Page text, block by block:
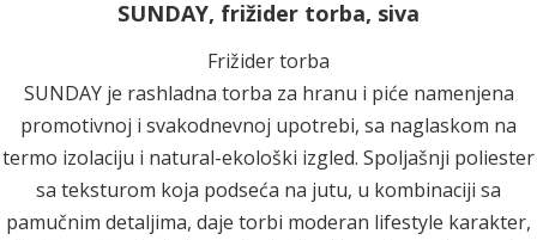
SUNDAY, frižider torba, siva
Frižider torba
SUNDAY je rashladna torba za hranu i piće namenjena
promotivnoj i svakodnevnoj upotrebi, sa naglaskom na
termo izolaciju i natural-ekološki izgled. Spoljašnji poliester
sa teksturom koja podseća na jutu, u kombinaciji sa
pamučnim detaljima, daje torbi moderan lifestyle karakter,